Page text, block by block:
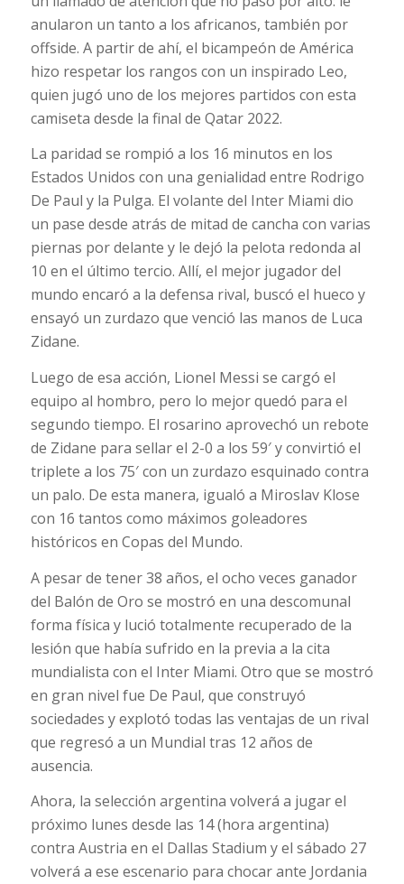
anularon un tanto a los africanos, también por
offside. A partir de ahí, el bicampeón de América
hizo respetar los rangos con un inspirado Leo,
quien jugó uno de los mejores partidos con esta
camiseta desde la final de Qatar 2022.
La paridad se rompió a los 16 minutos en los
Estados Unidos con una genialidad entre Rodrigo
De Paul y la Pulga. El volante del Inter Miami dio
un pase desde atrás de mitad de cancha con varias
piernas por delante y le dejó la pelota redonda al
10 en el último tercio. Allí, el mejor jugador del
mundo encaró a la defensa rival, buscó el hueco y
ensayó un zurdazo que venció las manos de Luca
Zidane.
Luego de esa acción, Lionel Messi se cargó el
equipo al hombro, pero lo mejor quedó para el
segundo tiempo. El rosarino aprovechó un rebote
de Zidane para sellar el 2-0 a los 59′ y convirtió el
triplete a los 75′ con un zurdazo esquinado contra
un palo. De esta manera, igualó a Miroslav Klose
con 16 tantos como máximos goleadores
históricos en Copas del Mundo.
A pesar de tener 38 años, el ocho veces ganador
del Balón de Oro se mostró en una descomunal
forma física y lució totalmente recuperado de la
lesión que había sufrido en la previa a la cita
mundialista con el Inter Miami. Otro que se mostró
en gran nivel fue De Paul, que construyó
sociedades y explotó todas las ventajas de un rival
que regresó a un Mundial tras 12 años de
ausencia.
Ahora, la selección argentina volverá a jugar el
próximo lunes desde las 14 (hora argentina)
contra Austria en el Dallas Stadium y el sábado 27
volverá a ese escenario para chocar ante Jordania